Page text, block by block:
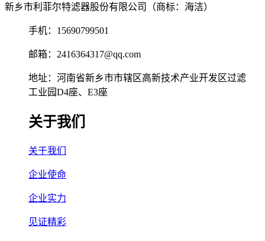
新乡市利菲尔特滤器股份有限公司（商标：海洁）
手机：15690799501
邮箱：2416364317@qq.com
地址：河南省新乡市市辖区高新技术产业开发区过滤
工业园D4座、E3座
关于我们
关于我们
企业使命
企业实力
见证精彩